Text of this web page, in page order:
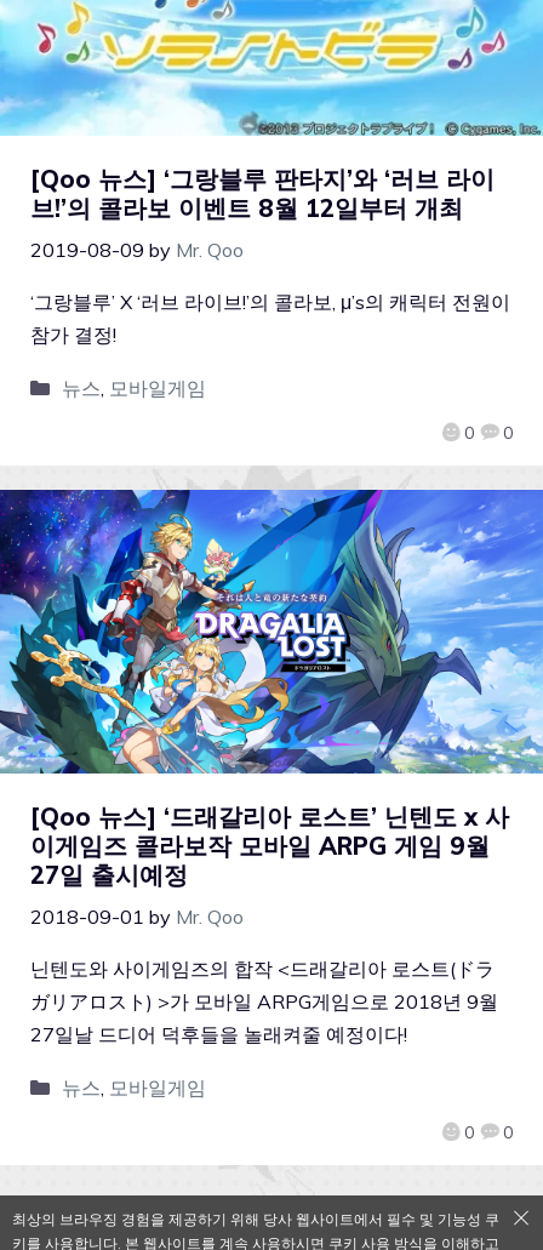
[Qoo 뉴스] ‘그랑블루 판타지’와 ‘러브 라이
브!’의 콜라보 이벤트 8월 12일부터 개최
2019-08-09 by Mr. Qoo
0 0
‘그랑블루’ X ‘러브 라이브!’의 콜라보, μ’s의 캐릭터 전원이
참가 결정!
뉴스, 모바일게임
[Qoo 뉴스] ‘드래갈리아 로스트’ 닌텐도 x 사
이게임즈 콜라보작 모바일 ARPG 게임 9월
27일 출시예정
2018-09-01 by Mr. Qoo
0 0
닌텐도와 사이게임즈의 합작 <드래갈리아 로스트(ドラ
ガリアロスト) >가 모바일 ARPG게임으로 2018년 9월
27일날 드디어 덕후들을 놀래켜줄 예정이다!
뉴스, 모바일게임
최상의 브라우징 경험을 제공하기 위해 당사 웹사이트에서 필수 및 기능성 쿠
키를 사용합니다. 본 웹사이트를 계속 사용하시면 쿠키 사용 방식을 이해하고